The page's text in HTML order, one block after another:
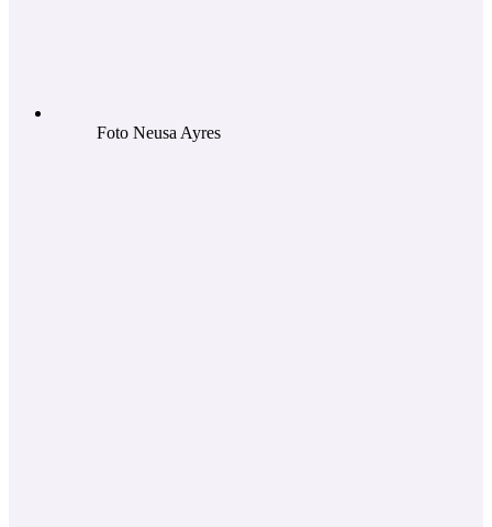
Foto Neusa Ayres